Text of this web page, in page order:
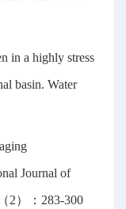
in a highly stress
basin. Water
Journal of
2）：283-300